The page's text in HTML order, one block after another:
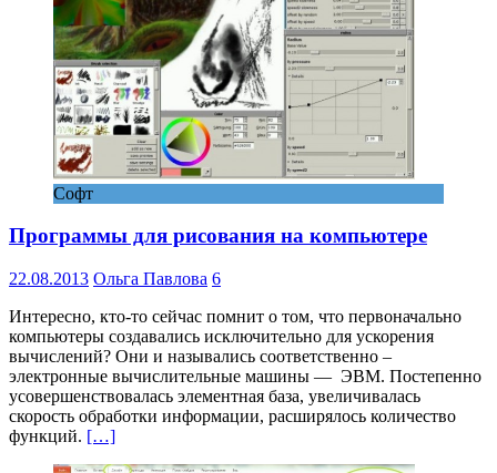
Софт
Программы для рисования на компьютере
22.08.2013 Ольга Павлова 6
Интересно, кто-то сейчас помнит о том, что первоначально
компьютеры создавались исключительно для ускорения
вычислений? Они и назывались соответственно –
электронные вычислительные машины — ЭВМ. Постепенно
усовершенствовалась элементная база, увеличивалась
скорость обработки информации, расширялось количество
функций. […]